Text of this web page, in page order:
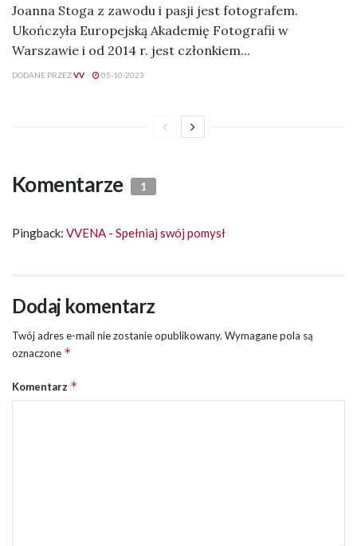
Joanna Stoga z zawodu i pasji jest fotografem.
Ukończyła Europejską Akademię Fotografii w
Warszawie i od 2014 r. jest członkiem...
DODANE PRZEZVV 05-10-2023
Komentarze 1
Pingback: VVENA - Spełniaj swój pomysł
Dodaj komentarz
Twój adres e-mail nie zostanie opublikowany. Wymagane pola są
oznaczone *
Komentarz *